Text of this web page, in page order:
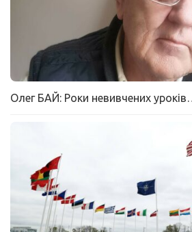
Олег БАЙ: Роки невивчених уроків…